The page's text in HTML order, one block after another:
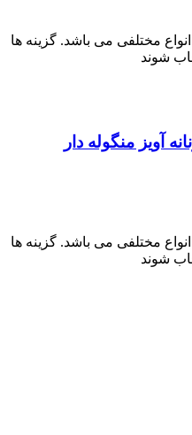
مختلفی می باشد. گزینه ها
شوند
مختلفی می باشد. گزینه ها
شوند